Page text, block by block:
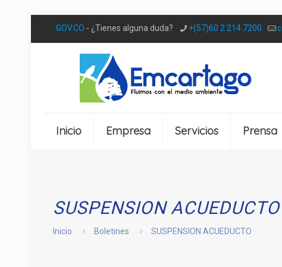
GOV.CO - ¿Tienes alguna duda? +(57)60 2 214 7200
Inicio Empresa Servicios Prensa
SUSPENSION ACUEDUCTO
Inicio Boletines SUSPENSION ACUEDUCTO